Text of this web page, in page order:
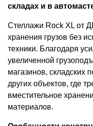
складах и в
Стеллажи Rock XL от
хранения грузов без
техники. Благодаря
увеличенной
магазинов, складских
других объектов, где
вместительное
материалов.